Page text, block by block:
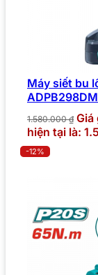
Máy siết bu
1.580.000₫ Giá
hiện tại là:
-12%